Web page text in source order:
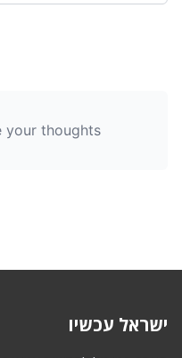
thoughts!
ישראל עכשיו